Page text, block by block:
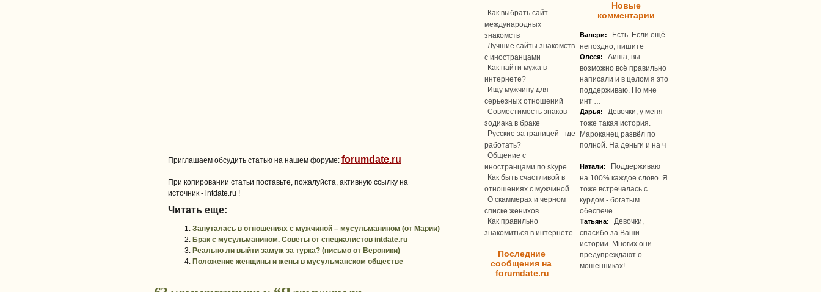
Приглашаем обсудить статью на нашем форуме: forumdate.ru
При копировании статьи поставьте, пожалуйста, активную ссылку на
источник - intdate.ru !
Читать еще:
Запуталась в отношениях с мужчиной – мусульманином (от Марии)
Брак с мусульманином. Советы от специалистов intdate.ru
Реально ли выйти замуж за турка? (письмо от Вероники)
Положение женщины и жены в мусульманском обществе
Как выбрать сайт
международных
знакомств
Лучшие сайты знакомств
с иностранцами
Как найти мужа в
интернете?
Ищу мужчину для
серьезных отношений
Совместимость знаков
зодиака в браке
Русские за границей - где
работать?
Общение с
иностранцами по skype
Как быть счастливой в
отношениях с мужчиной
О скаммерах и черном
списке женихов
Как правильно
знакомиться в интернете
Последние
сообщения на
forumdate.ru
Новые
комментарии
Валери: Есть. Если ещё
непоздно, пишите
Олеся:
Аиша, вы
возможно всё правильно
написали и в целом я это
поддерживаю. Но мне
инт …
Дарья:
Девочки, у меня
тоже такая история.
Мароканец развёл по
полной. На деньги и на ч
Натали:
Поддерживаю
на 100% каждое слово. Я
тоже встречалась с
курдом - богатым
обеспече …
Татьяна:
Девочки,
спасибо за Ваши
истории. Многих они
предупреждают о
мошенниках!